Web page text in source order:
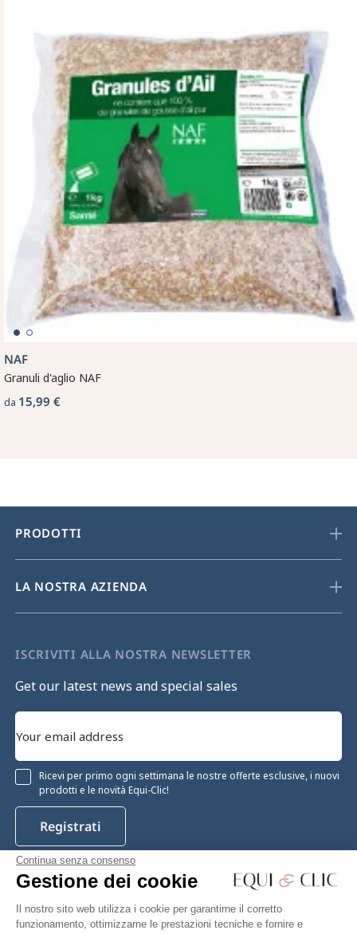
Continua senza consenso
Gestione dei cookie
Il nostro sito web utilizza i cookie per garantirne il corretto
funzionamento, ottimizzarne le prestazioni tecniche e fornire e
NAF
Granuli d'aglio NAF
da 15,99 €
PRODOTTI
LA NOSTRA AZIENDA
ISCRIVITI ALLA NOSTRA NEWSLETTER
Get our latest news and special sales
Ricevi per primo ogni settimana le nostre offerte esclusive, i nuovi
prodotti e le novità Equi-Clic!
Registrati
Facebook Twitter
YouTube
Pinterest
Instagram